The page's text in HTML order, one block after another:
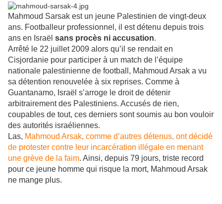
Mahmoud Sarsak est un jeune Palestinien de vingt-deux
ans. Footballeur professionnel, il est détenu depuis trois
ans en Israël sans procès ni accusation.
Arrêté le 22 juillet 2009 alors qu’il se rendait en
Cisjordanie pour participer à un match de l’équipe
nationale palestinienne de football, Mahmoud Arsak a vu
sa détention renouvelée à six reprises. Comme à
Guantanamo, Israël s’arroge le droit de détenir
arbitrairement des Palestiniens. Accusés de rien,
coupables de tout, ces derniers sont soumis au bon vouloir
des autorités israéliennes.
Las, Mahmoud Arsak, comme d’autres détenus, ont décidé
de protester contre leur incarcération illégale en menant
une grève de la faim. Ainsi, depuis 79 jours, triste record
pour ce jeune homme qui risque la mort, Mahmoud Arsak
ne mange plus.